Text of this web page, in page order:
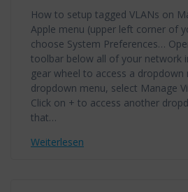
How to setup tagged VLANs on
Apple menu (upper left corner of
choose System Preferences…
toolbar below all of your network
gear wheel to access a
dropdown menu, select Manage
Click on + to access another
that…
Weiterlesen